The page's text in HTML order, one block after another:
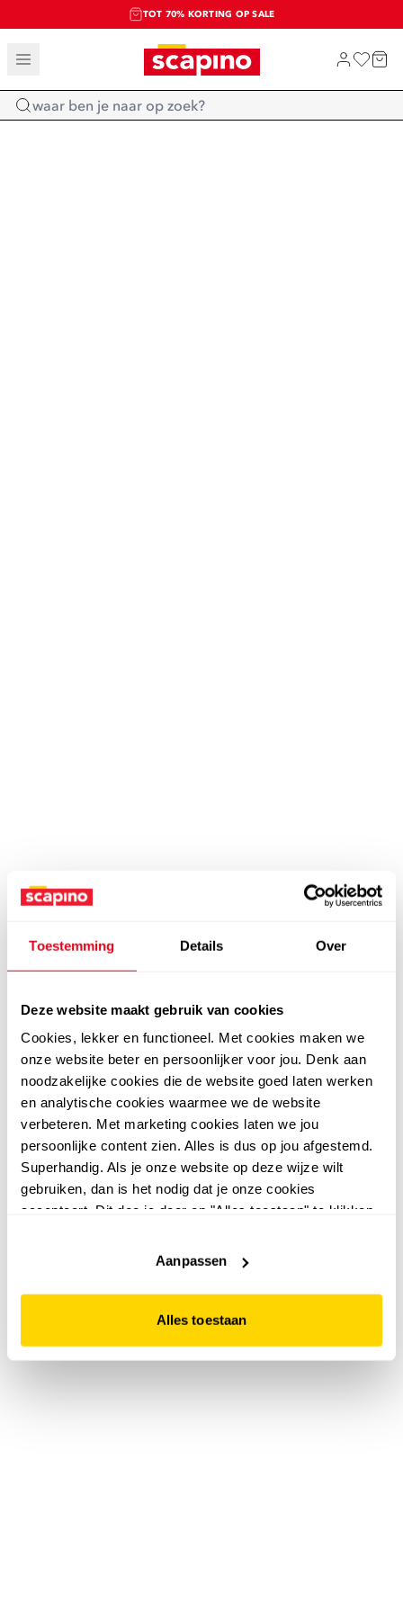
Toestemming Details Over
Deze website maakt gebruik van cookies
Cookies, lekker en functioneel. Met cookies maken we
onze website beter en persoonlijker voor jou. Denk aan
noodzakelijke cookies die de website goed laten werken
en analytische cookies waarmee we de website
verbeteren. Met marketing cookies laten we jou
persoonlijke content zien. Alles is dus op jou afgestemd.
Superhandig. Als je onze website op deze wijze wilt
gebruiken, dan is het nodig dat je onze cookies
accepteert. Dit doe je door op "Alles toestaan" te klikken.
website niet optimaal functioneert.
Aanpassen
Alles toestaan
TOT 70% KORTING OP SALE
SALE: LAATSTE KANS!
SHOP NIEUW
Home